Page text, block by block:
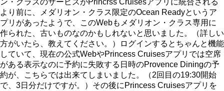
ン・クラスのサービスがPrincrss Cruisesアプリに統合される
より前に、メダリオン・クラス限定のOcean Readyというア
プリがあったようで、このWebもメダリオン・クラス専用に
作られた、古いものなのかもしれないと思いました。（詳しい
方がいたら、教えてください。）ログインするとちゃんと機能
していて、現在の公式WebやPrincess Cruisesアプリでは空席
がある表示なのに予約に失敗する日時のProvence Diningの予
約が、こちらでは出来てしまいました。（2回目の19:30開始
で、3日分だけですが。）その後にPrincess Cruisesアプリを